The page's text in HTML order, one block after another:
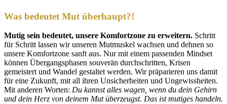
Was bedeutet Mut überhaupt?!
Mutig sein bedeutet, unsere Komfortzone zu erweitern. Schritt
für Schritt lassen wir unseren Mutmuskel wachsen und dehnen so
unsere Komfortzone sanft aus. Nur mit einem passenden Mindset
können Übergangsphasen souverän durchschritten, Krisen
gemeistert und Wandel gestaltet werden. Wir präparieren uns damit
für eine Zukunft, mit all ihren Unsicherheiten und Ungewissheiten.
Mit anderen Worten: Du kannst alles wagen, wenn du dein Gehirn
und dein Herz von deinem Mut überzeugst. Das ist mutiges handeln.